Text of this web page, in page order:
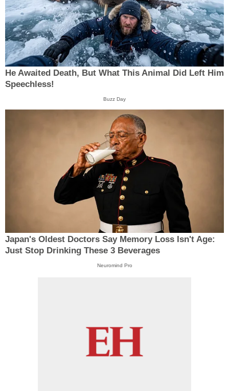
He Awaited Death, But What This Animal Did Left Him
Speechless!
Buzz Day
Japan's Oldest Doctors Say Memory Loss Isn't Age:
Just Stop Drinking These 3 Beverages
Neuromind Pro